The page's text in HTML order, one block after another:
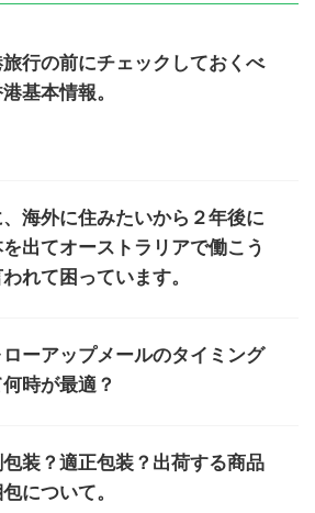
行の前にチェックしておくべ
基本情報。
海外に住みたいから２年後に
を出てオーストラリアで働こう
われて困っています。
ローアップメールのタイミング
時が最適？
装？適正包装？出荷する商品
について。